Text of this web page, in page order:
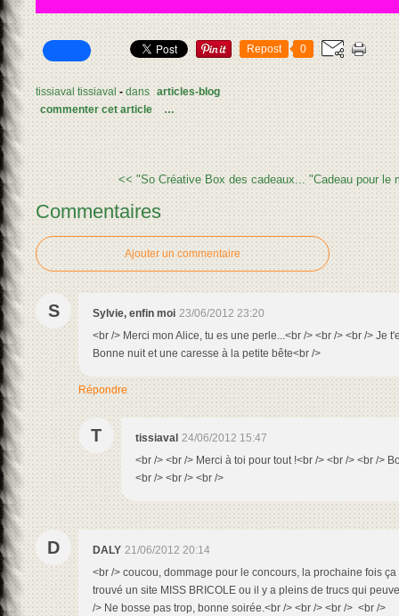
Repost 0
tissiaval tissiaval -dans articles-blog
commenter cet article
…
<< "So Créative Box des cadeaux... "Cadeau pour le
Commentaires
Ajouter un commentaire
S Sylvie, enfin moi 23/06/2012 23:20
<br /> Merci mon Alice, tu es une perle...<br /> <br /> <br /> Je
Bonne nuit et une caresse à la petite bête<br />
Répondre
T tissiaval 24/06/2012 15:47
<br /> <br /> Merci à toi pour tout !<br /> <br /> <br />
<br /> <br /> <br />
D DALY 21/06/2012 20:14
<br /> coucou, dommage pour le concours, la prochaine fois
trouvé un site MISS BRICOLE ou il y a pleins de trucs qui
/> Ne bosse pas trop, bonne soirée.<br /> <br /> <br /> <br />